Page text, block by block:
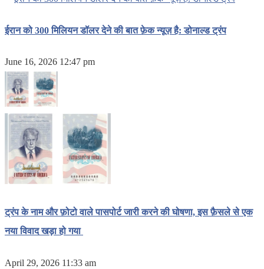
ईरान को 300 मिलियन डॉलर देने की बात फ़ेक न्यूज़ है: डोनाल्ड ट्रंप
June 16, 2026 12:47 pm
ट्रंप के नाम और फ़ोटो वाले पासपोर्ट जारी करने की घोषणा, इस फ़ैसले से एक
नया विवाद खड़ा हो गया
April 29, 2026 11:33 am